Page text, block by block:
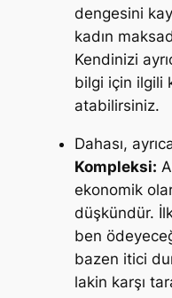
dengesini
kadın
Kendinizi
bilgi için ilgili
atabilirsiniz.
Dahası,
Kompleksi:
ekonomik
düşkündür.
ben
bazen itici
lakin karşı